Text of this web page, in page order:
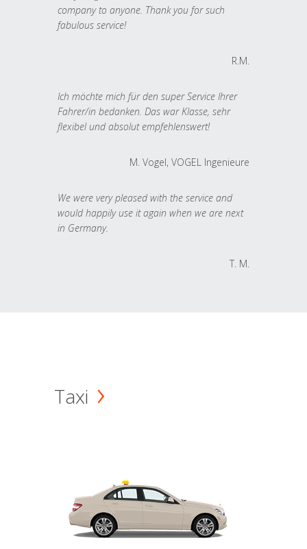
company to anyone. Thank you for such
fabulous service!
R.M.
Ich möchte mich für den super Service Ihrer
Fahrer/in bedanken. Das war Klasse, sehr
flexibel und absolut empfehlenswert!
M. Vogel, VOGEL Ingenieure
We were very pleased with the service and
would happily use it again when we are next
in Germany.
T. M.
Taxi